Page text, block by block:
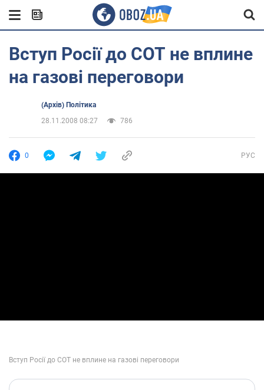
Вступ Росії до СОТ не вплине
на газові переговори
(Архів) Політика
28.11.2008 08:27
786
0 РУС